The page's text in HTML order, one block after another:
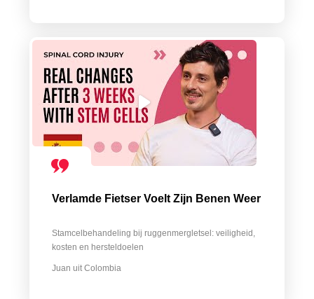
Verlamde Fietser Voelt Zijn Benen Weer
Stamcelbehandeling bij ruggenmergletsel: veiligheid,
kosten en hersteldoelen
Juan uit Colombia